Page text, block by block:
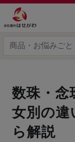
数珠・念
女別の
ら解説